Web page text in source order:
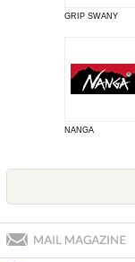
GRIP SWANY
NANGA